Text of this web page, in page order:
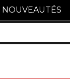
NOUVEAUTÉS